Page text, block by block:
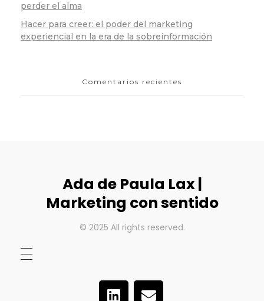
perder el alma
Hacer para creer: el poder del marketing
experiencial en la era de la sobreinformación
Comentarios recientes
Ada de Paula Lax |
Marketing con sentido
© 2025 All rights reserved.